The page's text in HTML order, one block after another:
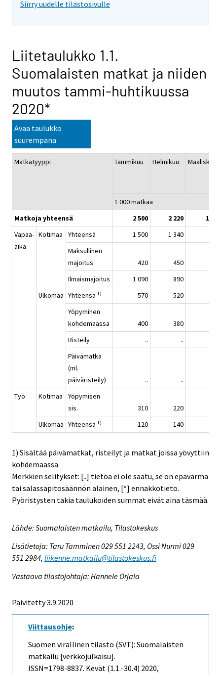
Siirry uudelle tilastosivulle
Liitetaulukko 1.1.
Suomalaisten matkat ja niiden
muutos tammi-huhtikuussa
2020*
Avaa taulukko
suurempana
Matkatyyppi Tammikuu Helmikuu Maaliskuu
1 000 matkaa
Matkoja yhteensä
2 500 2 220
1 310
Vapaa-
aika
Kotimaa Yhteensä 1 500 1 340
Maksullinen
majoitus
420 450
Ilmaismajoitus
1 090 890
Ulkomaa Yhteensä 1) 570 520
Yöpyminen
kohdemaassa
400 380
Risteily
.. ..
Päivämatka
(ml.
päiväristeily)
.. ..
Työ
Kotimaa
Yöpymisen
sis.
310 220
Ulkomaa Yhteensä 1) 120 140
1) Sisältää päivämatkat, risteilyt ja matkat joissa yövyttiin
kohdemaassa
Merkkien selitykset: [..] tietoa ei ole saatu, se on epävarma
tai salassapitosäännön alainen, [*] ennakkotieto.
Pyöristysten takia taulukoiden summat eivät aina täsmää.
Lähde: Suomalaisten matkailu, Tilastokeskus
Lisätietoja: Taru Tamminen 029 551 2243, Ossi Nurmi 029
551 2984, liikenne.matkailu@tilastokeskus.fi
Vastaava tilastojohtaja: Hannele Orjala
Päivitetty 3.9.2020
Viittausohje:
Suomen virallinen tilasto (SVT): Suomalaisten
matkailu [verkkojulkaisu].
ISSN=1798-8837. Kevät (1.1.-30.4) 2020,